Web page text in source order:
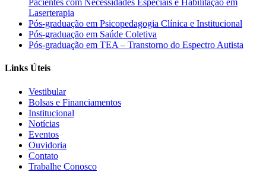
Pacientes com Necessidades Especiais e Habilitação em
Laserterapia
Pós-graduação em Psicopedagogia Clínica e Institucional
Pós-graduação em Saúde Coletiva
Pós-graduação em TEA – Transtorno do Espectro Autista
Links Úteis
Vestibular
Bolsas e Financiamentos
Institucional
Notícias
Eventos
Ouvidoria
Contato
Trabalhe Conosco